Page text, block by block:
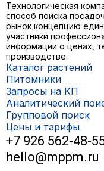
Технологическая
способ поиска
рынок концепцию
участники
информации о ценах,
производстве.
Каталог растений
Питомники
Запросы на КП
Аналитический
Групповой поиск
Цены и тарифы
+7 926 562-48-
hello@mppm.ru